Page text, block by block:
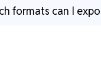
formats can I